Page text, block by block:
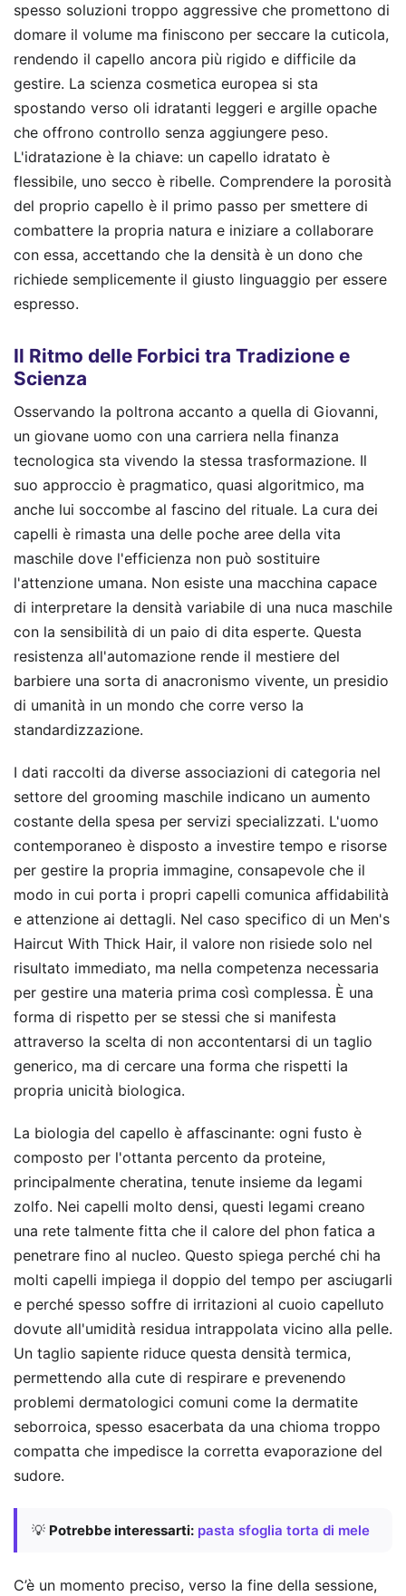
spesso soluzioni troppo aggressive che promettono di
domare il volume ma finiscono per seccare la cuticola,
rendendo il capello ancora più rigido e difficile da
gestire. La scienza cosmetica europea si sta
spostando verso oli idratanti leggeri e argille opache
che offrono controllo senza aggiungere peso.
L'idratazione è la chiave: un capello idratato è
flessibile, uno secco è ribelle. Comprendere la porosità
del proprio capello è il primo passo per smettere di
combattere la propria natura e iniziare a collaborare
con essa, accettando che la densità è un dono che
richiede semplicemente il giusto linguaggio per essere
espresso.
Il Ritmo delle Forbici tra Tradizione e
Scienza
Osservando la poltrona accanto a quella di Giovanni,
un giovane uomo con una carriera nella finanza
tecnologica sta vivendo la stessa trasformazione. Il
suo approccio è pragmatico, quasi algoritmico, ma
anche lui soccombe al fascino del rituale. La cura dei
capelli è rimasta una delle poche aree della vita
maschile dove l'efficienza non può sostituire
l'attenzione umana. Non esiste una macchina capace
di interpretare la densità variabile di una nuca maschile
con la sensibilità di un paio di dita esperte. Questa
resistenza all'automazione rende il mestiere del
barbiere una sorta di anacronismo vivente, un presidio
di umanità in un mondo che corre verso la
standardizzazione.
I dati raccolti da diverse associazioni di categoria nel
settore del grooming maschile indicano un aumento
costante della spesa per servizi specializzati. L'uomo
contemporaneo è disposto a investire tempo e risorse
per gestire la propria immagine, consapevole che il
modo in cui porta i propri capelli comunica affidabilità
e attenzione ai dettagli. Nel caso specifico di un Men's
Haircut With Thick Hair, il valore non risiede solo nel
risultato immediato, ma nella competenza necessaria
per gestire una materia prima così complessa. È una
forma di rispetto per se stessi che si manifesta
attraverso la scelta di non accontentarsi di un taglio
generico, ma di cercare una forma che rispetti la
propria unicità biologica.
La biologia del capello è affascinante: ogni fusto è
composto per l'ottanta percento da proteine,
principalmente cheratina, tenute insieme da legami
zolfo. Nei capelli molto densi, questi legami creano
una rete talmente fitta che il calore del phon fatica a
penetrare fino al nucleo. Questo spiega perché chi ha
molti capelli impiega il doppio del tempo per asciugarli
e perché spesso soffre di irritazioni al cuoio capelluto
dovute all'umidità residua intrappolata vicino alla pelle.
Un taglio sapiente riduce questa densità termica,
permettendo alla cute di respirare e prevenendo
problemi dermatologici comuni come la dermatite
seborroica, spesso esacerbata da una chioma troppo
compatta che impedisce la corretta evaporazione del
sudore.
💡 Potrebbe interessarti: pasta sfoglia torta di mele
C’è un momento preciso, verso la fine della sessione,